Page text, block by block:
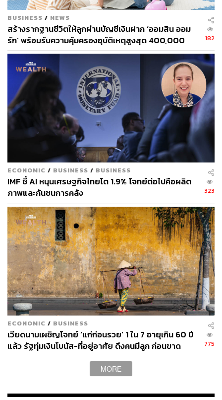
รายงาน: ศราพงค์ นันติวงค์
เรียบเรียง: จารุวรรณ เอี่ยมยิ่งพานิช
ติดตามข่าวสารการลงทุนเพิ่มเติมได้ที่:www.efinancethai.co
m
TAGS:
ศิริลักษณ์ ตั้งวิบูลย์พาณิชย์
บริษัท ไทยฟู้ดส์ กรุ๊ป จำกัด (มหาชน)
เศรษฐกิจ
การเงิน
TFG สินเชื่อธุรกิจ
43
ABOUT THE AUTHOR
efinanceThai
efinanceThai สำนักข่าวอีไฟแนนซ์ไทย สรุป
ประเด็นข่าวหุ้นล่าสุด-เศรษฐกิจ-การเงิน ที่
รวดเร็วและน่าเชื่อถือที่สุด
www.efinancethai.com
BUSINESS / NEWS
สร้างรากฐานชีวิตให้ลูกผ่านบัญชีเงินฝาก ‘ออมสิน ออม
รัก’ พร้อมรับความคุ้มครองอุบัติเหตุสูงสุด 400,000
บาท ดอกเบี้ยรับเต็ม ไม่เสียภาษี [Advertorial]
182
ECONOMIC / BUSINESS / BUSINESS
IMF ชี้ AI หนุนเศรษฐกิจไทยโต 1.9% โจทย์ต่อไปคือผลิต
ภาพและกันชนการคลัง
323
ECONOMIC / BUSINESS
เวียดนามเผชิญโจทย์ ‘แก่ก่อนรวย’ 1 ใน 7 อายุเกิน 60 ปี
แล้ว รัฐทุ่มเงินโบนัส-ที่อยู่อาศัย ดึงคนมีลูก ก่อนขาด
775
MORE